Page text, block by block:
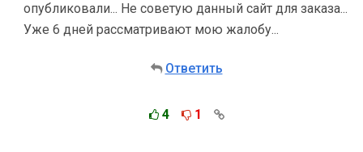
опубликовали... Не советую данный сайт для заказа...
Уже 6 дней рассматривают мою жалобу...
Ответить
4 1